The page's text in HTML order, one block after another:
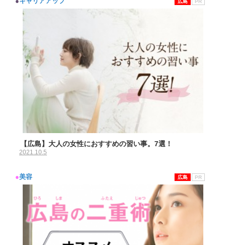
PR
広島
【広島】大人の女性におすすめの習い事。7選！
2021.10.5
●美容 PR
広島